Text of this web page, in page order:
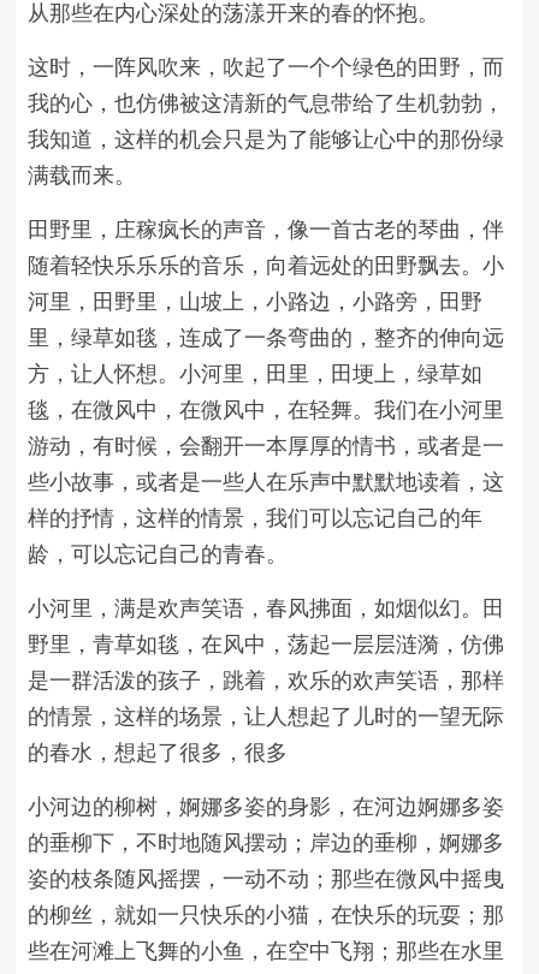
从那些在内心深处的荡漾开来的春的怀抱。
这时，一阵风吹来，吹起了一个个绿色的田野，而
我的心，也仿佛被这清新的气息带给了生机勃勃，
我知道，这样的机会只是为了能够让心中的那份绿
满载而来。
田野里，庄稼疯长的声音，像一首古老的琴曲，伴
随着轻快乐乐乐的音乐，向着远处的田野飘去。小
河里，田野里，山坡上，小路边，小路旁，田野
里，绿草如毯，连成了一条弯曲的，整齐的伸向远
方，让人怀想。小河里，田里，田埂上，绿草如
毯，在微风中，在微风中，在轻舞。我们在小河里
游动，有时候，会翻开一本厚厚的情书，或者是一
些小故事，或者是一些人在乐声中默默地读着，这
样的抒情，这样的情景，我们可以忘记自己的年
龄，可以忘记自己的青春。
小河里，满是欢声笑语，春风拂面，如烟似幻。田
野里，青草如毯，在风中，荡起一层层涟漪，仿佛
是一群活泼的孩子，跳着，欢乐的欢声笑语，那样
的情景，这样的场景，让人想起了儿时的一望无际
的春水，想起了很多，很多
小河边的柳树，婀娜多姿的身影，在河边婀娜多姿
的垂柳下，不时地随风摆动；岸边的垂柳，婀娜多
姿的枝条随风摇摆，一动不动；那些在微风中摇曳
的柳丝，就如一只快乐的小猫，在快乐的玩耍；那
些在河滩上飞舞的小鱼，在空中飞翔；那些在水里